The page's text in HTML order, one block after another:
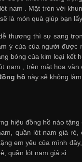
nam . Mặt tròn với
là món quà giúp bạn
thương thì sự sang
ý của của người được
bóng của kim loại kết
nam , trên mặt hoa
hồ này sẽ không
hiệu đồng hồ nào
quần lót nam giá rẻ,
em yêu của mình đây,
,quần lót nam giá sỉ